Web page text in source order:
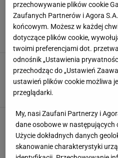
Deser doskonały
tymi
smaczny duet
DESERY DOMOWE
Naleśniki pełne
niesamowity
wciąż jest
Tarta bakewell,
Przepis na
migdałowe
CIASTA KRUCHE CIASTO
przechowywanie plików cookie
Zaufanych Partnerów i Agora
końcowym. Możesz w każdej
dotyczące plików cookie,
twoimi preferencjami dot.
odnośnik „Ustawienia
przechodząc do „Ustawień
ustawień plików cookie możliwa
przeglądarki.
My, nasi Zaufani Partnerzy i
dane osobowe w następujących
Użycie dokładnych danych
skanowanie charakterystyki